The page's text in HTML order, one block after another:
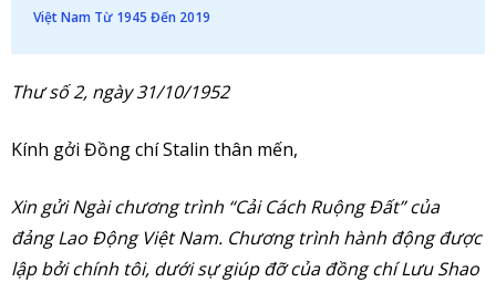
Việt Nam Từ 1945 Đến 2019
Thư số 2, ngày 31/10/1952
Kính gởi Đồng chí Stalin thân mến,
Xin gửi Ngài chương trình “Cải Cách Ruộng Đất” của
đảng Lao Động Việt Nam. Chương trình hành động được
lập bởi chính tôi, dưới sự giúp đỡ của đồng chí Lưu Shao